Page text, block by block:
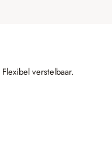
Flexibel verstelbaar.